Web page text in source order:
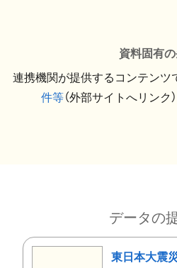
資料固有
連携機関が提供するコンテンツ
件等（外部サイトへリンク
データの
東日本大震